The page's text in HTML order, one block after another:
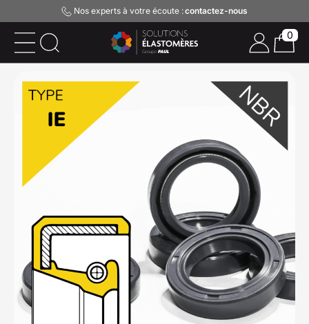
Nos experts à votre écoute :contactez-nous
0